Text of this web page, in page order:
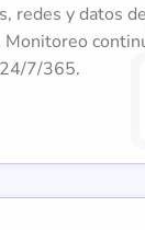
redes y datos
Monitoreo
7/365.